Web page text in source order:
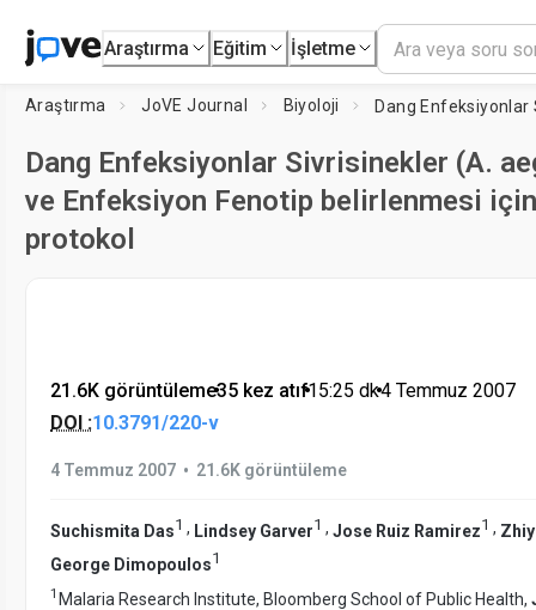
Araştırma Eğitim İşletme
Araştırma JoVE Journal Biyoloji
Dang Enfeksiyonlar Sivrisinekler (A.
ve Enfeksiyon Fenotip belirlenmesi için
protokol
21.6K görüntüleme•35 kez atıf•15:25 dk•4 Temmuz 2007
DOI :10.3791/220-v
4 Temmuz 2007 • 21.6K görüntüleme
Suchismita Das1 , Lindsey Garver1 , Jose Ruiz Ramirez1 ,
George Dimopoulos1
1 Malaria Research Institute, Bloomberg School of Public Health,